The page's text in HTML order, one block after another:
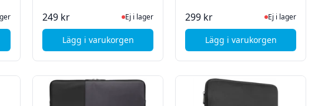
produktsidan för senaste status
14" - Magnet Black
249 kr Ej i lager, besök produktsidan för senaste status
Ej i lager
Lägg i varukorgen, STM Gamechange sleeve (11-12") - Black
299 kr Ej i lager, besök
Ej i lager
Lägg i varukorgen
, PORT Designs